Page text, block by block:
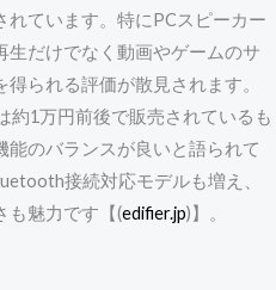
ています。特にPCスピーカー
生だけでなく動画やゲームのサ
られる評価が散見されます。
約1万円前後で販売されているも
のバランスが良いと語られて
接続対応モデルも増え、
も魅力です【(edifier.jp)】。